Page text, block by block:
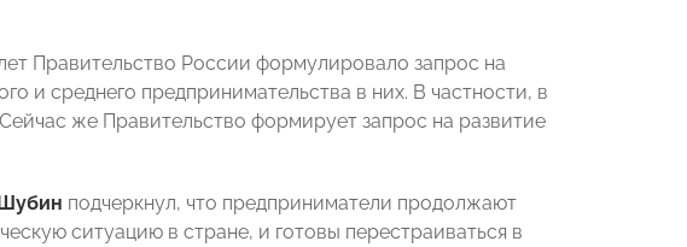
Правительство России формулировало запрос на
и среднего предпринимательства в них. В частности, в
же Правительство формирует запрос на развитие
подчеркнул, что предприниматели продолжают
ситуацию в стране, и готовы перестраиваться в